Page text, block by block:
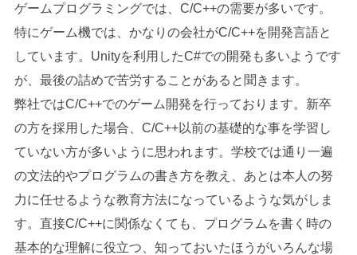
ゲームプログラミングでは、C/C++の需要が多いです。
特にゲーム機では、かなりの会社がC/C++を開発言語と
しています。Unityを利用したC#での開発も多いようです
が、最後の詰めで苦労することがあると聞きます。
弊社ではC/C++でのゲーム開発を行っております。新卒
の方を採用した場合、C/C++以前の基礎的な事を学習し
ていない方が多いように思われます。学校では通り一遍
の文法的やプログラムの書き方を教え、あとは本人の努
力に任せるような教育方法になっているような気がしま
す。直接C/C++に関係なくても、プログラムを書く時の
基本的な理解に役立つ、知っておいたほうがいろんな場